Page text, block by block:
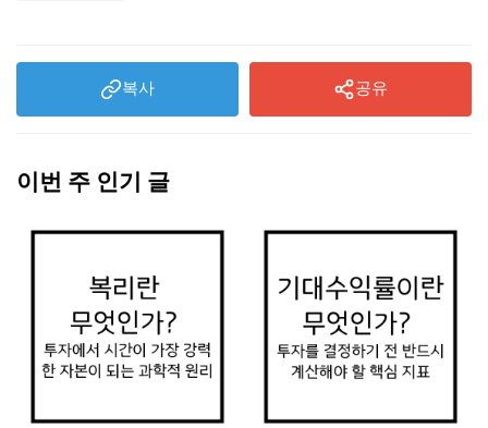
복사 공유
이번 주 인기 글